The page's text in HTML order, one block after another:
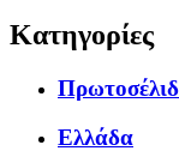
Κατηγορίες
Ελλάδα